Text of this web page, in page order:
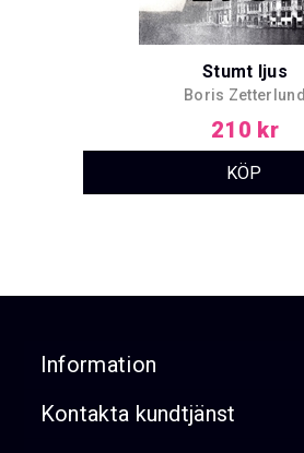
Stumt ljus
Boris Zetterlund
210 kr
Information
Kontakta kundtjänst